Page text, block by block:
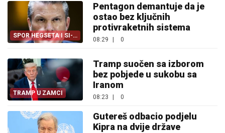
SPOR HEGSETA I SI-
EN-ENA
Pentagon demantuje da je
ostao bez ključnih
protivraketnih sistema
08:29 | 0
TRAMP U ZAMCI
Tramp suočen sa izborom
bez pobjede u sukobu sa
Iranom
08:23 0
Gutereš odbacio podjelu
Kipra na dvije države